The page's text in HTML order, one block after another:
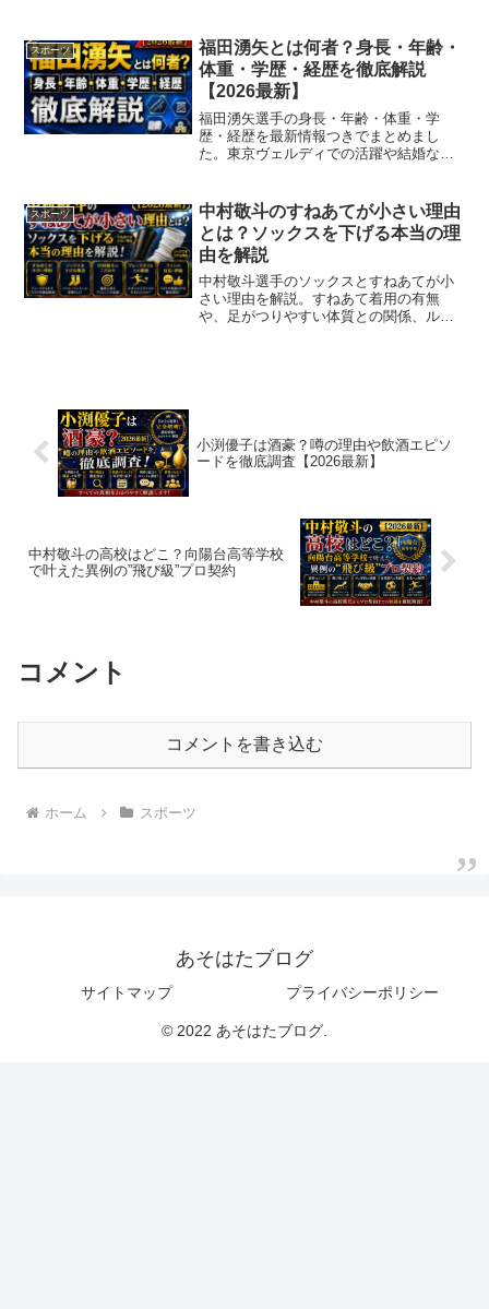
スポーツ
福田湧矢とは何者？身長・年齢・
体重・学歴・経歴を徹底解説
【2026最新】
福田湧矢選手の身長・年齢・体重・学
歴・経歴を最新情報つきでまとめまし
た。東京ヴェルディでの活躍や結婚など
スポーツ
中村敬斗のすねあてが小さい理由
とは？ソックスを下げる本当の理
由を解説
中村敬斗選手のソックスとすねあてが小
さい理由を解説。すねあて着用の有無
や、足がつりやすい体質との関係、ルー
小渕優子は酒豪？噂の理由や飲酒エピソ
ードを徹底調査【2026最新】
中村敬斗の高校はどこ？向陽台高等学校
で叶えた異例の”飛び級”プロ契約
コメント
コメントを書き込む
ホーム スポーツ
あそはたブログ
サイトマップ プライバシーポリシー
© 2022 あそはたブログ.